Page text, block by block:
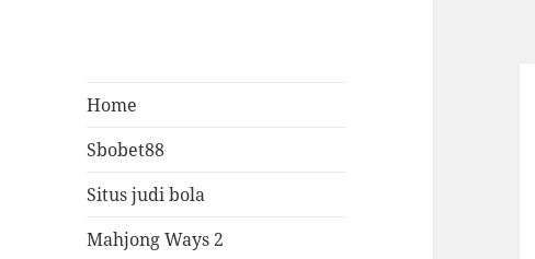
Home
Sbobet88
Situs judi bola
Mahjong Ways 2